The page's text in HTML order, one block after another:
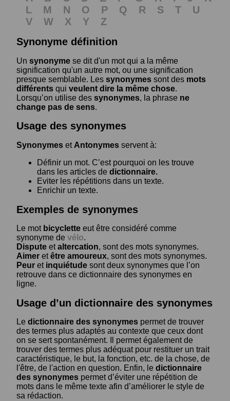
L
M N O P Q R S T
U
V
W X Y
Z
Synonyme définition
Un synonyme se dit d'un mot qui a la même
signification qu'un autre mot, ou une signification
presque semblable. Les synonymes sont des mots
différents qui veulent dire la même chose.
Lorsqu’on utilise des synonymes, la phrase ne
change pas de sens.
Usage des synonymes
Synonymes et Antonymes servent à:
Définir un mot. C’est pourquoi on les trouve
dans les articles de dictionnaire.
Eviter les répétitions dans un texte.
Enrichir un texte.
Exemples de synonymes
Le mot bicyclette eut être considéré comme
synonyme de vélo.
Dispute etaltercation, sont des mots synonymes.
Aimer etêtre amoureux, sont des mots synonymes.
Peur et inquiétude sont deux synonymes que l’on
retrouve dans ce dictionnaire des synonymes en
ligne.
Usage d’un dictionnaire des synonymes
Le dictionnaire des synonymes permet de trouver
des termes plus adaptés au contexte que ceux dont
on se sert spontanément. Il permet également de
trouver des termes plus adéquat pour restituer un trait
caractéristique, le but, la fonction, etc. de la chose, de
l'être, de l'action en question. Enfin, le dictionnaire
des synonymes permet d’éviter une répétition de
mots dans le même texte afin d’améliorer le style de
sa rédaction.